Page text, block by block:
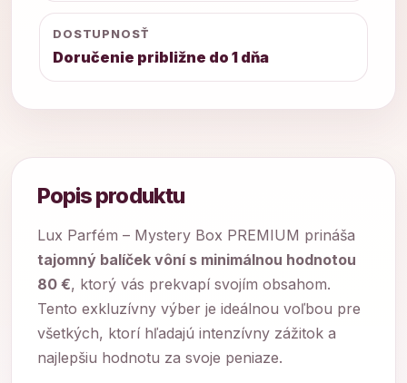
DOSTUPNOSŤ
Doručenie približne do 1 dňa
Popis produktu
Lux Parfém – Mystery Box PREMIUM prináša
tajomný balíček vôní s minimálnou hodnotou
80 €, ktorý vás prekvapí svojím obsahom.
Tento exkluzívny výber je ideálnou voľbou pre
všetkých, ktorí hľadajú intenzívny zážitok a
najlepšiu hodnotu za svoje peniaze.